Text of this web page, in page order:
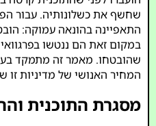
שחשף את כשלונותיה. עבור
התאפיינה בהונאה עמוקה:
במקום זאת הם ננטשו
שהובטחו. מאמר זה מתמקד
המחיר האנושי של מדיניות זו
מסגרת התוכנית